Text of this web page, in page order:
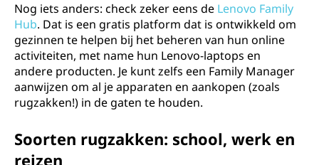
n
Nog iets anders: check zeker eens de Lenovo Family
Hub. Dat is een gratis platform dat is ontwikkeld om
gezinnen te helpen bij het beheren van hun online
activiteiten, met name hun Lenovo-laptops en
andere producten. Je kunt zelfs een Family Manager
aanwijzen om al je apparaten en aankopen (zoals
rugzakken!) in de gaten te houden.
Soorten rugzakken: school, werk en
reizen